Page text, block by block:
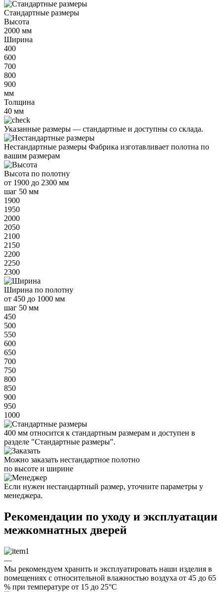
Стандартные размеры
Высота
2000 мм
Ширина
400
600
700
800
900
мм
Толщина
40 мм
Указанные размеры — стандартные и доступны со склада.
Нестандартные размеры Фабрика изготавливает полотна по
вашим размерам
Высота по полотну
от 1900 до 2300 мм
шаг 50 мм
1900
1950
2000
2050
2100
2150
2200
2250
2300
Ширина по полотну
от 450 до 1000 мм
шаг 50 мм
450
500
550
600
650
700
750
800
850
900
950
1000
400 мм относится к стандартным размерам и доступен в
разделе "Стандартные размеры".
Можно заказать нестандартное полотно
по высоте и ширине
Если нужен нестандартный размер, уточните параметры у
менеджера.
Рекомендации по уходу и эксплуатации
межкомнатных дверей
—
Мы рекомендуем хранить и эксплуатировать наши изделия в
помещениях с относительной влажностью воздуха от 45 до 65
% при температуре от 15 до 25°C